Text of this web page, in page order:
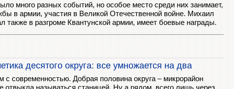
много разных событий, но особое место среди них занимает,
в армии, участия в Великой Отечественной войне. Михаил
также в разгроме Квантунской армии, имеет боевые награды.
десятого округа: все умножается на два
с современностью. Добрая половина округа – микрорайон